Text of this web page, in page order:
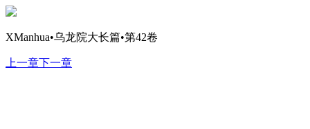
XManhua•乌龙院大长篇•第42卷
上一章下一章